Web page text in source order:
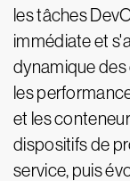
les tâches
immédiate et
dynamique
les
et les
dispositifs de
service, puis